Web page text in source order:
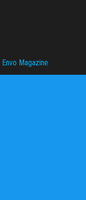
Envo Magazine